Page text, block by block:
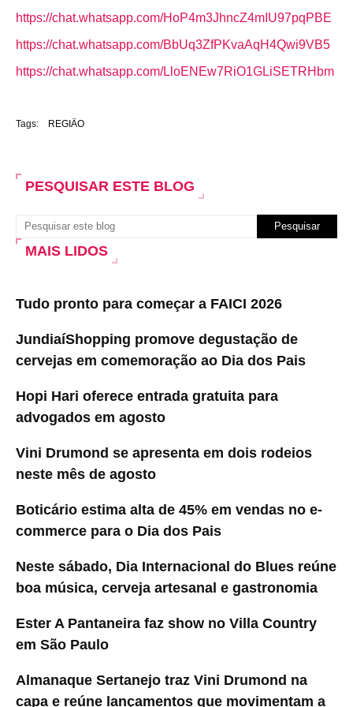
https://chat.whatsapp.com/HoP4m3JhncZ4mIU97pqPBE
https://chat.whatsapp.com/BbUq3ZfPKvaAqH4Qwi9VB5
https://chat.whatsapp.com/LloENEw7RiO1GLiSETRHbm
Tags: REGIÃO
PESQUISAR ESTE BLOG
MAIS LIDOS
Tudo pronto para começar a FAICI 2026
JundiaíShopping promove degustação de
cervejas em comemoração ao Dia dos Pais
Hopi Hari oferece entrada gratuita para
advogados em agosto
Vini Drumond se apresenta em dois rodeios
neste mês de agosto
Boticário estima alta de 45% em vendas no e-
commerce para o Dia dos Pais
Neste sábado, Dia Internacional do Blues reúne
boa música, cerveja artesanal e gastronomia
Ester A Pantaneira faz show no Villa Country
em São Paulo
Almanaque Sertanejo traz Vini Drumond na
capa e reúne lançamentos que movimentam a